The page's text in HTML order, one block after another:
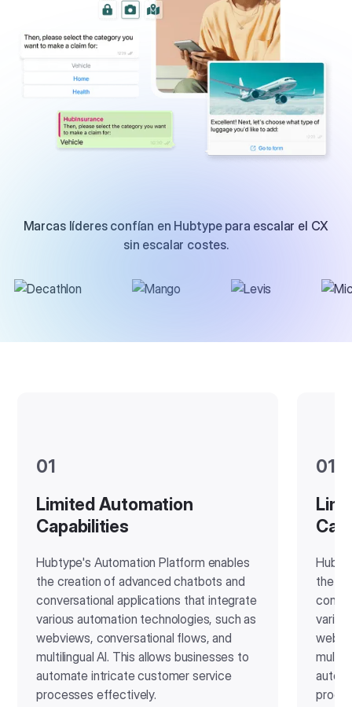
Marcas líderes confían en Hubtype para escalar el CX
sin escalar costes.
01
Limited Automation
Capabilities
Hubtype's Automation Platform enables
the creation of advanced chatbots and
conversational applications that integrate
various automation technologies, such as
webviews, conversational flows, and
multilingual AI. This allows businesses to
automate intricate customer service
processes effectively.
01
the